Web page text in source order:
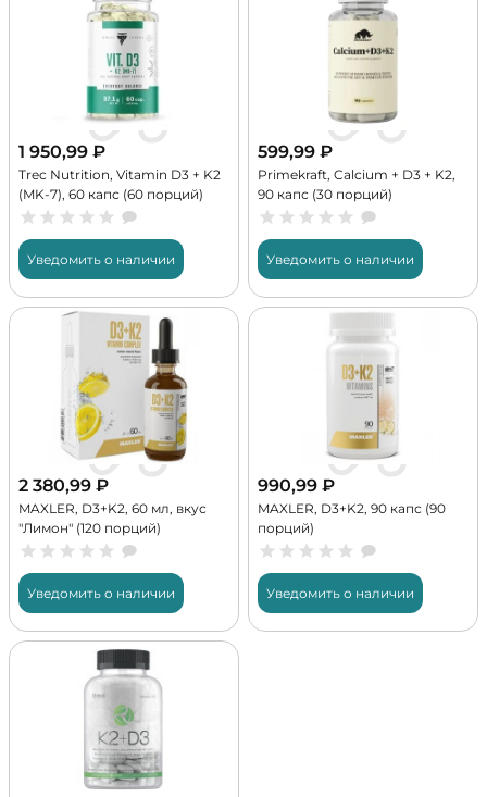
1 950,99 ₽
Trec Nutrition, Vitamin D3 + K2
(MK-7), 60 капс (60 порций)
Уведомить о наличии
599,99 ₽
Primekraft, Calcium + D3 + K2,
90 капс (30 порций)
Уведомить о наличии
2 380,99 ₽
MAXLER, D3+K2, 60 мл, вкус
"Лимон" (120 порций)
Уведомить о наличии
990,99 ₽
MAXLER, D3+K2, 90 капс (90
порций)
Уведомить о наличии